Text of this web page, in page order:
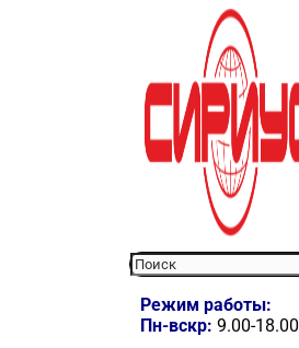
Режим работы:
Пн-вскр: 9.00-18.00